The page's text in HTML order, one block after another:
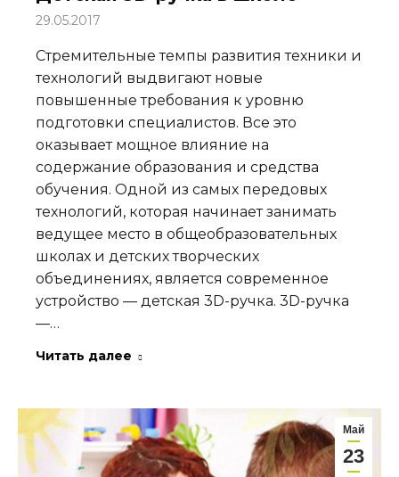
29.05.2017
Стремительные темпы развития техники и
технологий выдвигают новые
повышенные требования к уровню
подготовки специалистов. Все это
оказывает мощное влияние на
содержание образования и средства
обучения. Одной из самых передовых
технологий, которая начинает занимать
ведущее место в общеобразовательных
школах и детских творческих
объединениях, является современное
устройство — детская 3D-ручка. 3D-ручка
—…
Читать далее
Май
23